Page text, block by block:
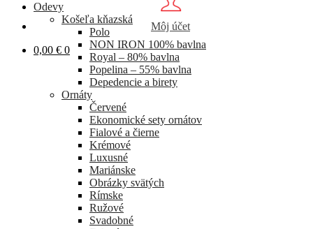
Môj účet
0,00 € 0
Odevy
Košeľa kňazská
Polo
NON IRON 100% bavlna
Royal – 80% bavlna
Popelina – 55% bavlna
Depedencie a birety
Ornáty
Červené
Ekonomické sety ornátov
Fialové a čierne
Krémové
Luxusné
Mariánske
Obrázky svätých
Rímske
Ružové
Svadobné